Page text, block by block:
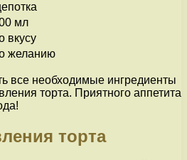
мл
вкусу
желанию
все необходимые ингредиенты
торта. Приятного аппетита
торта